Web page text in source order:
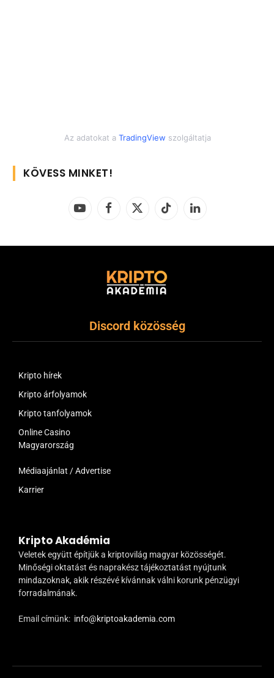
Az adatokat a TradingView szolgáltatja
KÖVESS MINKET!
YouTubeFacebook
X
TikTok LinkedIn
Discord közösség
Kripto hírek
Kripto árfolyamok
Kripto tanfolyamok
Online Casino
Magyarország
Médiaajánlat / Advertise
Karrier
Kripto Akadémia
Veletek együtt építjük a kriptovilág magyar közösségét.
Minőségi oktatást és naprakész tájékoztatást nyújtunk
mindazoknak, akik részévé kívánnak válni korunk pénzügyi
forradalmának.
Email címünk: info@kriptoakademia.com